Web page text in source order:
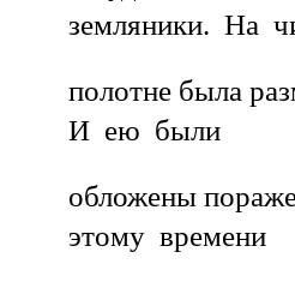
земляники. На
полотне была
И ею были
обложены
этому времени